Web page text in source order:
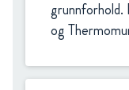
grunnforhold.
og